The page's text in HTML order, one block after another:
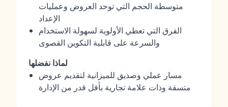
متوسطة الحجم التي توحد العروض وعمليات
الإعداد
الفرق التي تعطي الأولوية لسهولة الاستخدام
والسرعة على قابلية التكوين القصوى
لماذا نفضلها
مسار عملي وصديق للميزانية لتقديم عروض
متسقة وذات علامة تجارية بأقل قدر من الإدارة